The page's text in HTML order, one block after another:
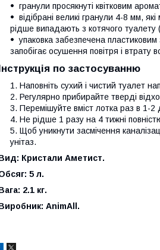
гранули просякнуті квітковим
відібрані великі гранули 4-8 мм,
рідше випадають з котячого
упаковка забезпечена
запобігає осушення повітря і втрату
по застосуванню
Наповніть сухий і чистий туалет
Регулярно прибирайте тверді
Перемішуйте вміст лотка раз в 1-2
Не рідше 1 разу на 4 тижні
Щоб уникнути засмічення
унітаз.
Кристали Аметист.
5 л.
2.1 кг.
AnimAll.